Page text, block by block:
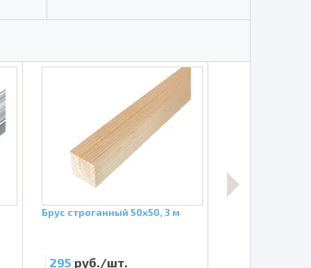
Брус строганный 50х50, 3 м
295 руб./шт.